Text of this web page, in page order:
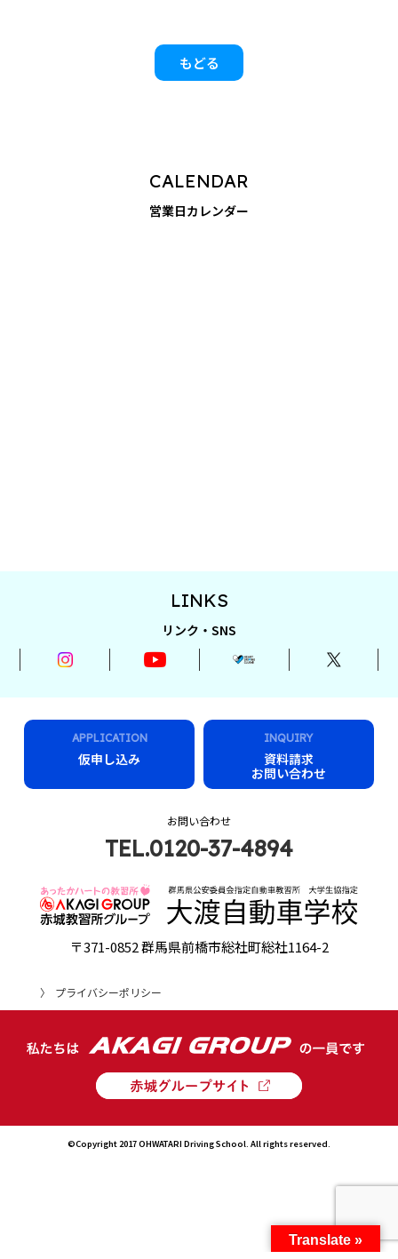
もどる
Translate »
CALENDAR
営業日カレンダー
LINKS
リンク・SNS
APPLICATION
仮申し込み
INQUIRY
資料請求
お問い合わせ
お問い合わせ
TEL.0120-37-4894
〒371-0852 群馬県前橋市総社町総社1164-2
プライバシーポリシー
©Copyright 2017 OHWATARI Driving School. All rights reserved.